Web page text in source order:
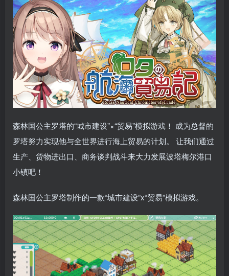
森林国公主罗塔的“城市建设”×“贸易”模拟游戏！ 成为总督的
罗塔努力实现他与全世界进行海上贸易的计划。 让我们通过
生产、货物进出口、商务谈判战斗来大力发展波塔梅尔港口
小镇吧！
森林国公主罗塔制作的一款“城市建设”x“贸易”模拟游戏。